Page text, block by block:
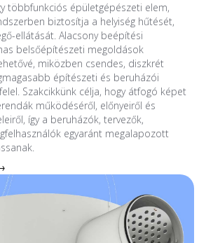
többfunkciós épületgépészeti elem,
biztosítja a helyiség hűtését,
ellátását. Alacsony beépítési
belsőépítészeti megoldások
miközben csendes, diszkrét
építészeti és beruházói
Szakcikkünk célja, hogy átfogó képet
működéséről, előnyeiről és
így a beruházók, tervezők,
egyaránt megalapozott